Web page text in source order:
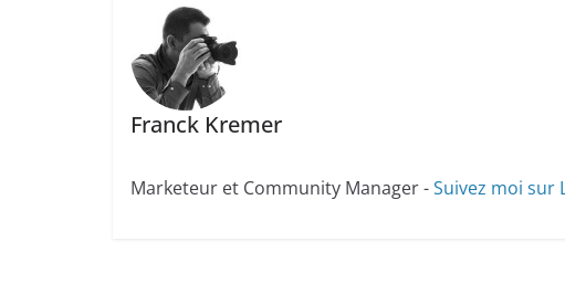
Franck Kremer
Marketeur et Community Manager -Suivez moi sur